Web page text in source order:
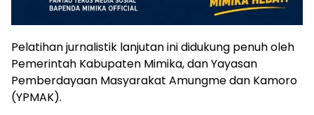
Pelatihan jurnalistik lanjutan ini didukung penuh oleh
Pemerintah Kabupaten Mimika, dan Yayasan
Pemberdayaan Masyarakat Amungme dan Kamoro
(YPMAK).